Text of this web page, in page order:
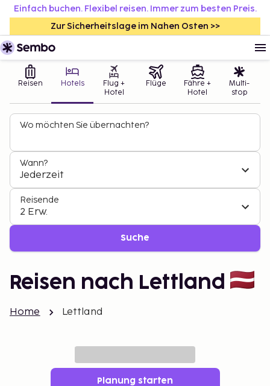
Einfach buchen. Flexibel reisen. Immer zum besten Preis.
Zur Sicherheitslage im Nahen Osten >>
Reisen Hotels
Flug +
Hotel
Flüge
Fähre +
Hotel
Multi-
stop
Wo möchten Sie übernachten?
Wann?
Jederzeit
Reisende
2 Erw.
Suche
Reisen nach Lettland
Home Lettland
Planung starten